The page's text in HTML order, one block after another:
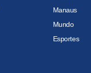
Manaus
Mundo
Esportes